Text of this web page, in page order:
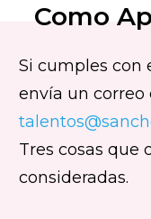
Como
Si cumples con
envía un correo
Tres cosas que
consideradas.